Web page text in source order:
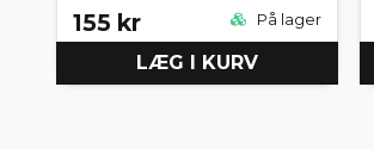
155 kr På lager
LÆG I KURV